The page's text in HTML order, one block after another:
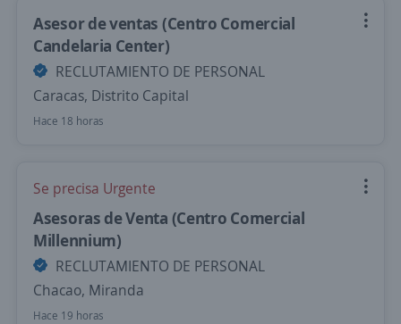
Asesor de ventas (Centro Comercial
Candelaria Center)
RECLUTAMIENTO DE PERSONAL
Caracas, Distrito Capital
Hace 18 horas
Se precisa Urgente
Asesoras de Venta (Centro Comercial
Millennium)
RECLUTAMIENTO DE PERSONAL
Chacao, Miranda
Hace 19 horas